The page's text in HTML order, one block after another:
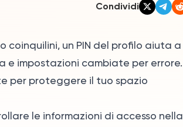
Condividi
coinquilini, un PIN del profilo aiuta a
impostazioni cambiate per errore.
per proteggere il tuo spazio
le informazioni di accesso nella